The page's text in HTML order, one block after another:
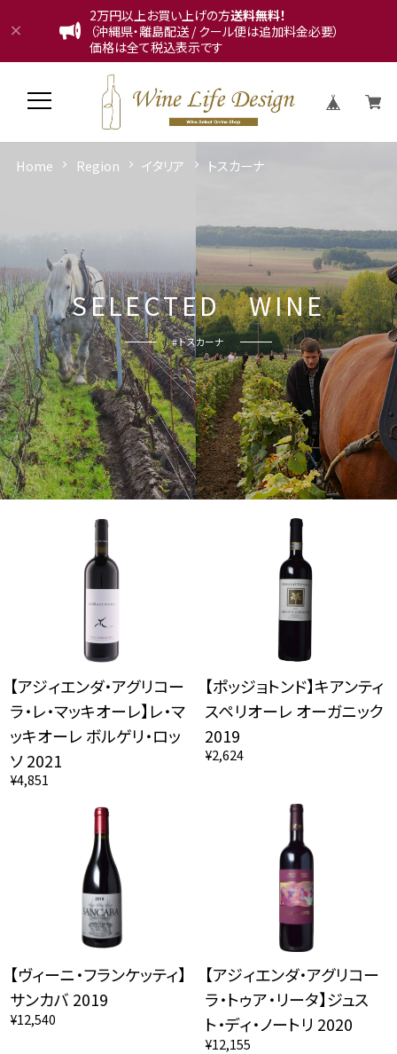
2万円以上お買い上げの方送料無料！
（沖縄県・離島配送 / クール便は追加料金必要）
価格は全て税込表示です
SELECTED WINE
# トスカーナ
Home Region イタリア トスカーナ
【アジィエンダ・アグリコー
ラ・レ・マッキオーレ】レ・マ
ッキオーレ ボルゲリ・ロッ
ソ 2021
¥4,851
【ポッジョトンド】キアンティ
スペリオーレ オーガニック
2019
¥2,624
【ヴィーニ・フランケッティ】
サンカバ 2019
¥12,540
【アジィエンダ・アグリコー
ラ・トゥア・リータ】ジュス
ト・ディ・ノートリ 2020
¥12,155